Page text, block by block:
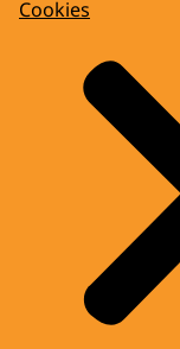
Cookies